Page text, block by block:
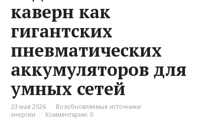
каверн как
гигантских
пневматических
аккумуляторов для
умных сетей
23 мая 2026
Возобновляемые источники
энергии
Комментарии: 0